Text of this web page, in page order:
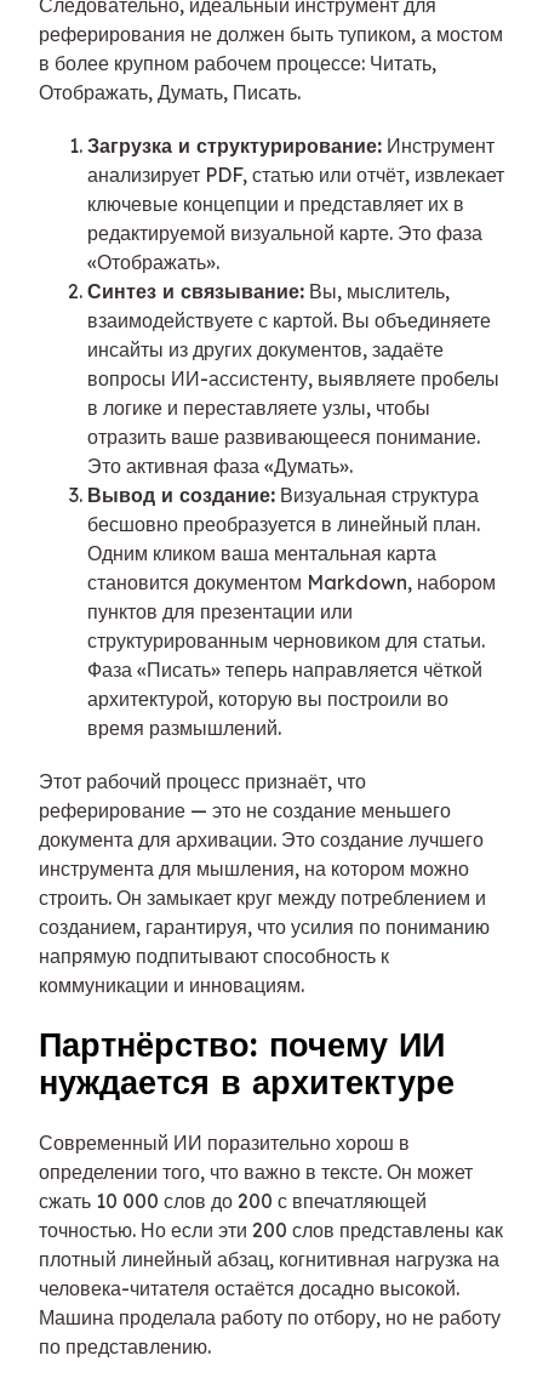
реферирования не должен быть тупиком, а мостом
в более крупном рабочем процессе: Читать,
Отображать, Думать, Писать.
Загрузка и структурирование: Инструмент
анализирует PDF, статью или отчёт, извлекает
ключевые концепции и представляет их в
редактируемой визуальной карте. Это фаза
«Отображать».
Синтез и связывание: Вы, мыслитель,
взаимодействуете с картой. Вы объединяете
инсайты из других документов, задаёте
вопросы ИИ-ассистенту, выявляете пробелы
в логике и переставляете узлы, чтобы
отразить ваше развивающееся понимание.
Это активная фаза «Думать».
Вывод и создание: Визуальная структура
бесшовно преобразуется в линейный план.
Одним кликом ваша ментальная карта
становится документом Markdown, набором
пунктов для презентации или
структурированным черновиком для статьи.
Фаза «Писать» теперь направляется чёткой
архитектурой, которую вы построили во
время размышлений.
Этот рабочий процесс признаёт, что
реферирование — это не создание меньшего
документа для архивации. Это создание лучшего
инструмента для мышления, на котором можно
строить. Он замыкает круг между потреблением и
созданием, гарантируя, что усилия по пониманию
напрямую подпитывают способность к
коммуникации и инновациям.
Партнёрство: почему ИИ
нуждается в архитектуре
Современный ИИ поразительно хорош в
определении того, что важно в тексте. Он может
сжать 10 000 слов до 200 с впечатляющей
точностью. Но если эти 200 слов представлены как
плотный линейный абзац, когнитивная нагрузка на
человека-читателя остаётся досадно высокой.
Машина проделала работу по отбору, но не работу
по представлению.